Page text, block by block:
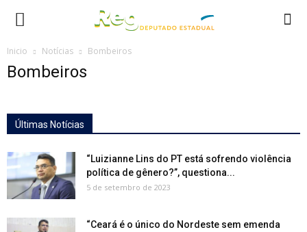
Inicio Notícias Bombeiros
Bombeiros
Últimas Notícias
“Luizianne Lins do PT está sofrendo violência
política de gênero?”, questiona...
5 de setembro de 2023
“Ceará é o único do Nordeste sem emenda